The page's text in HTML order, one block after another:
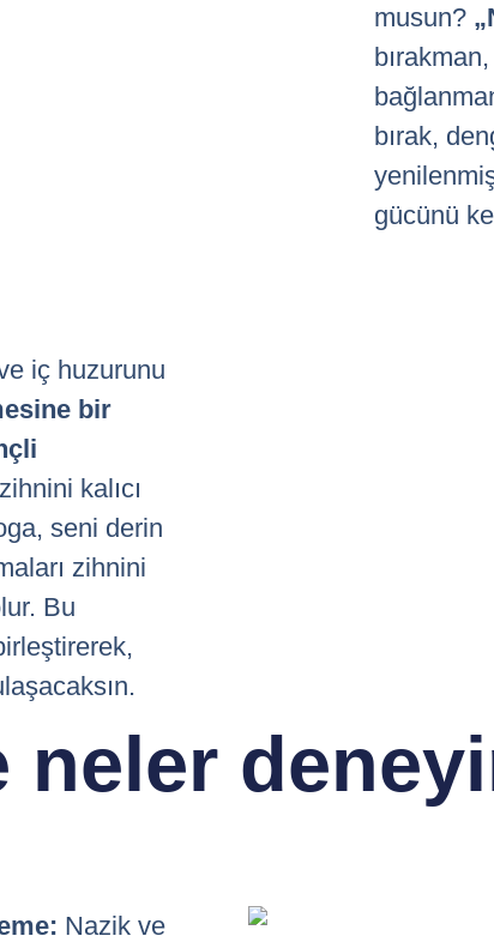
musun?
bırak,
gücünü
iç huzurunu
bir
kalıcı
seni derin
zihnini
Bu
neler
Nazik ve